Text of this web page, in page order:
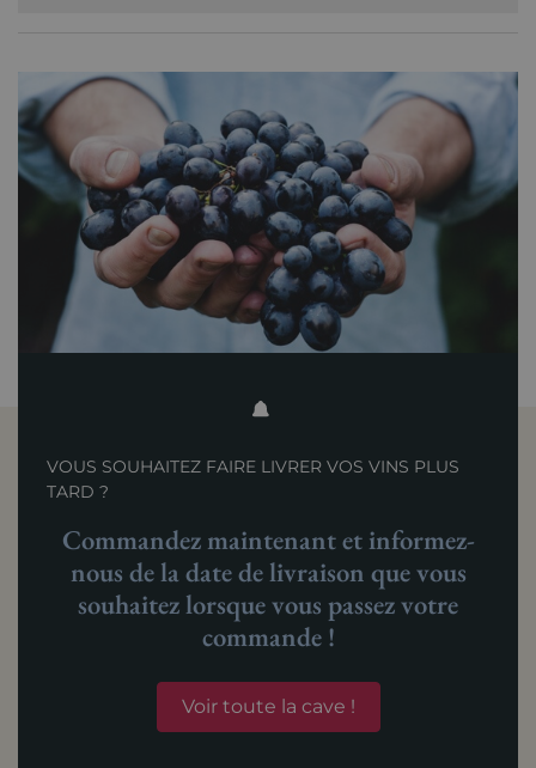
VOUS SOUHAITEZ FAIRE LIVRER VOS VINS PLUS
TARD ?
Commandez maintenant et informez-
nous de la date de livraison que vous
souhaitez lorsque vous passez votre
commande !
Voir toute la cave !